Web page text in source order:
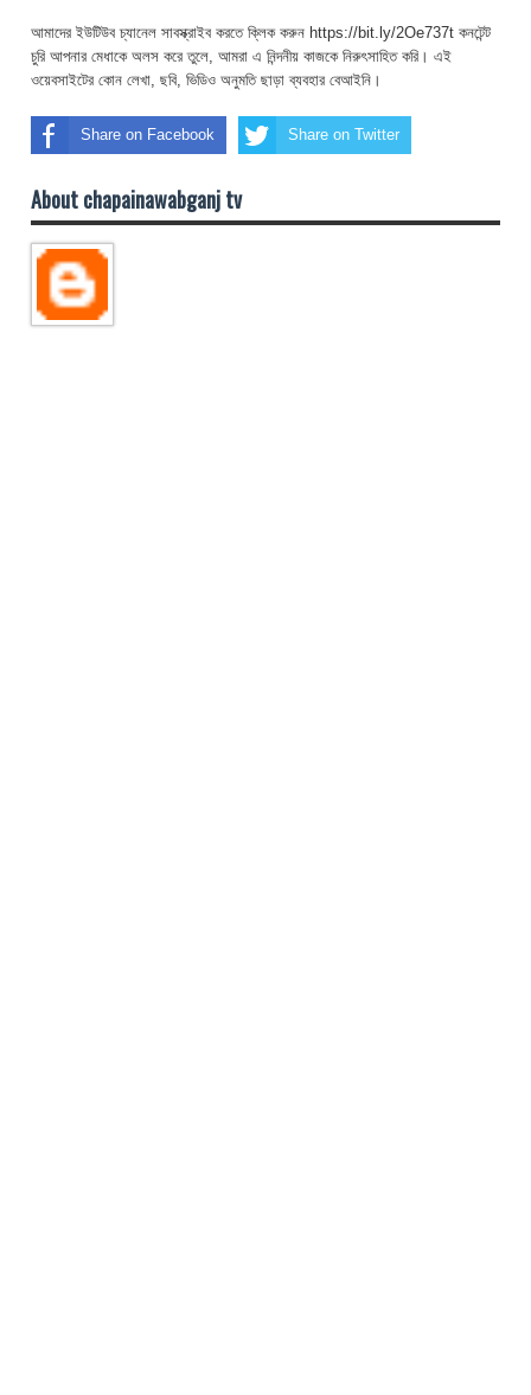
আমাদের ইউটিউব চ্যানেল সাবস্ক্রাইব করতে ক্লিক করুন https://bit.ly/2Oe737t কনটেন্ট
চুরি আপনার মেধাকে অলস করে তুলে, আমরা এ নিন্দনীয় কাজকে নিরুৎসাহিত করি। এই
ওয়েবসাইটের কোন লেখা, ছবি, ভিডিও অনুমতি ছাড়া ব্যবহার বেআইনি।
Share on Facebook Share on Twitter
About chapainawabganj tv